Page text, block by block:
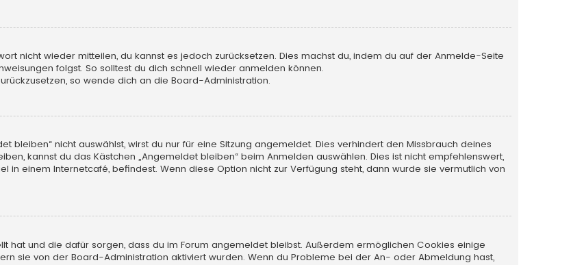
nicht wieder mitteilen, du kannst es jedoch zurücksetzen. Dies machst du, indem du auf der Anmelde-Seite
folgst. So solltest du dich schnell wieder anmelden können.
so wende dich an die Board-Administration.
bleiben“ nicht auswählst, wirst du nur für eine Sitzung angemeldet. Dies verhindert den Missbrauch deines
kannst du das Kästchen „Angemeldet bleiben“ beim Anmelden auswählen. Dies ist nicht empfehlenswert,
in einem Internetcafé, befindest. Wenn diese Option nicht zur Verfügung steht, dann wurde sie vermutlich von
hat und die dafür sorgen, dass du im Forum angemeldet bleibst. Außerdem ermöglichen Cookies einige
sie von der Board-Administration aktiviert wurden. Wenn du Probleme bei der An- oder Abmeldung hast,